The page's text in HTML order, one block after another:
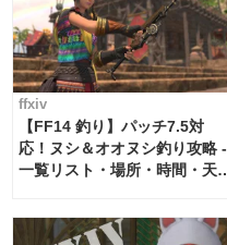
ffxiv
【FF14 釣り】パッチ7.5対
応！ヌシ＆オオヌシ釣り攻略 -
一覧リスト・場所・時間・天